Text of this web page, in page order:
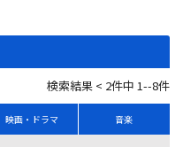
検索結果 < 2件中 1--8件
映画・ドラマ 音楽